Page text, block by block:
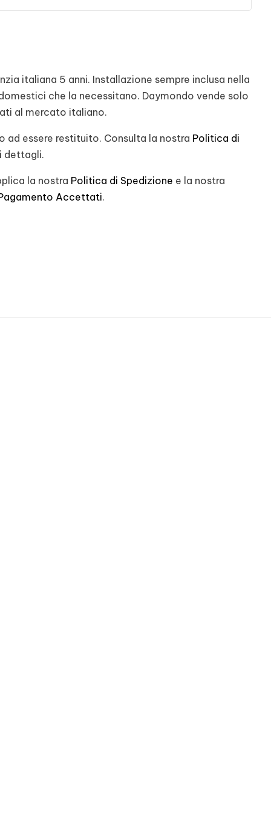
italiana 5 anni. Installazione sempre inclusa nella
che la necessitano. Daymondo vende solo
al mercato italiano.
ad essere restituito. Consulta la nostra Politica di
dettagli.
la nostra Politica di Spedizione e la nostra
Accettati.